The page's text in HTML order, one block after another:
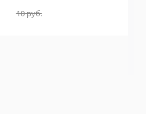
10руб.